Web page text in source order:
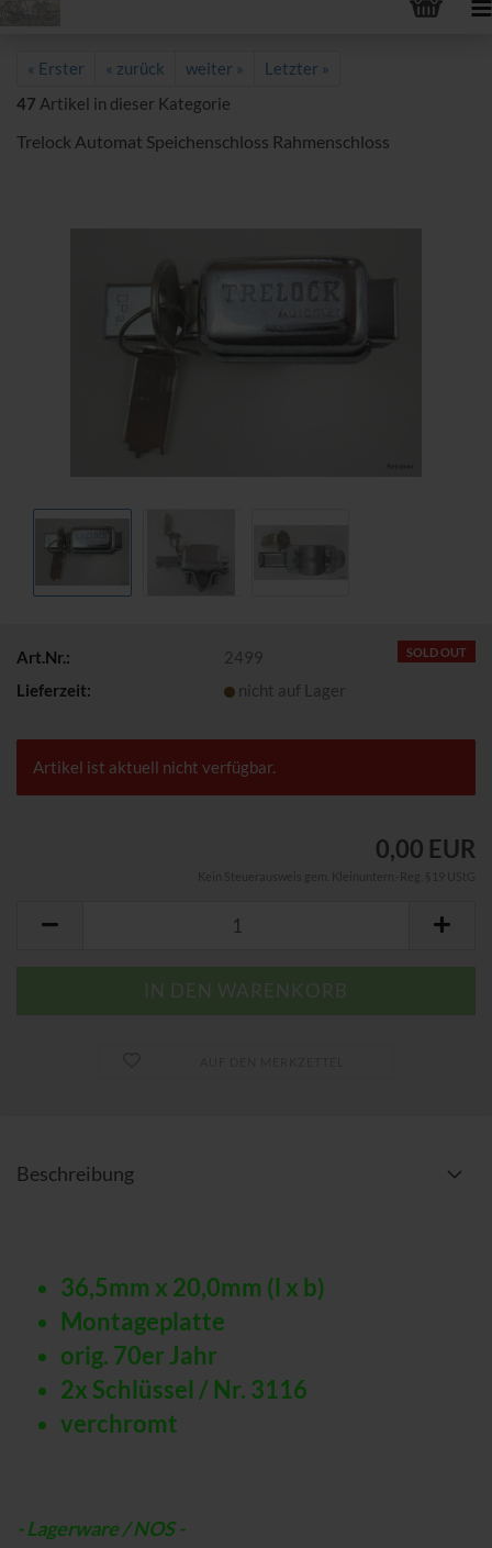
« Erster « zurück weiter »
Letzter »
47 Artikel in dieser Kategorie
Trelock Automat Speichenschloss Rahmenschloss
SOLD OUT
Art.Nr.:
2499
Lieferzeit:
nicht auf Lager
Artikel ist aktuell nicht verfügbar.
0,00 EUR
Beschreibung
36,5mm x 20,0mm (l x b)
Montageplatte
orig. 70er Jahr
2x Schlüssel / Nr. 3116
verchromt
- Lagerware / NOS -